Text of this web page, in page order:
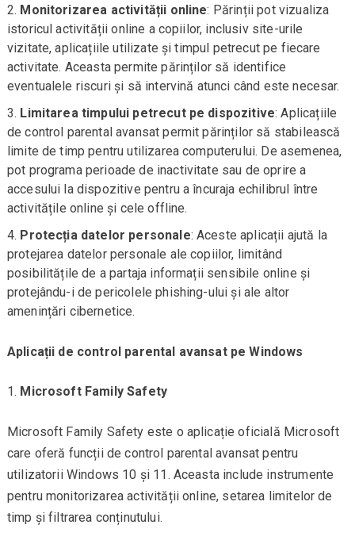
Monitorizarea activității online: Părinții pot vizualiza
istoricul activității online a copiilor, inclusiv site-urile
vizitate, aplicațiile utilizate și timpul petrecut pe fiecare
activitate. Aceasta permite părinților să identifice
eventualele riscuri și să intervină atunci când este necesar.
Limitarea timpului petrecut pe dispozitive: Aplicațiile
de control parental avansat permit părinților să stabilească
limite de timp pentru utilizarea computerului. De asemenea,
pot programa perioade de inactivitate sau de oprire a
accesului la dispozitive pentru a încuraja echilibrul între
activitățile online și cele offline.
Protecția datelor personale: Aceste aplicații ajută la
protejarea datelor personale ale copiilor, limitând
posibilitățile de a partaja informații sensibile online și
protejându-i de pericolele phishing-ului și ale altor
amenințări cibernetice.
Aplicații de control parental avansat pe Windows
Microsoft Family Safety
Microsoft Family Safety este o aplicație oficială Microsoft
care oferă funcții de control parental avansat pentru
utilizatorii Windows 10 și 11. Aceasta include instrumente
pentru monitorizarea activității online, setarea limitelor de
timp și filtrarea conținutului.